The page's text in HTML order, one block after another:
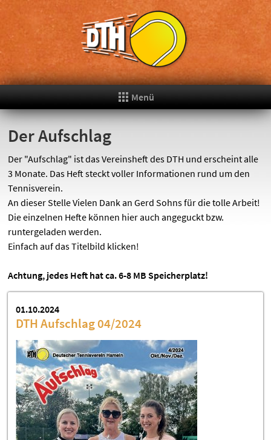
Menü
Der Aufschlag
Der "Aufschlag" ist das Vereinsheft des DTH und erscheint alle
3 Monate. Das Heft steckt voller Informationen rund um den
Tennisverein.
An dieser Stelle Vielen Dank an Gerd Sohns für die tolle Arbeit!
Die einzelnen Hefte können hier auch angeguckt bzw.
runtergeladen werden.
Einfach auf das Titelbild klicken!
Achtung, jedes Heft hat ca. 6-8 MB Speicherplatz!
01.10.2024
DTH Aufschlag 04/2024